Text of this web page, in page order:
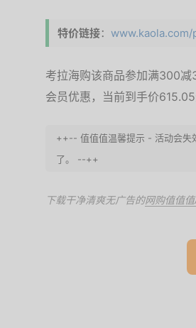
特价链接： www.kaola.com/
考拉海购该商品参加满300
会员优惠，当前到手价
++-- 值值值温馨提示 - 活动会失
了。 --++
下载干净清爽无广告的网购值值